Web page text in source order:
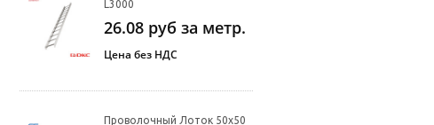
L3000
26.08 руб за метр.
Цена без НДС
Проволочный Лоток 50х50